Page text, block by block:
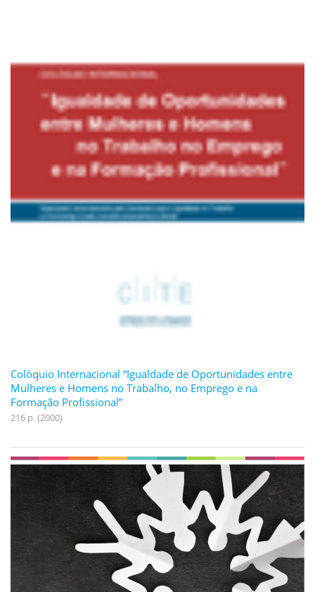
Colóquio Internacional “Igualdade de Oportunidades entre
Mulheres e Homens no Trabalho, no Emprego e na
Formação Profissional”
216 p. (2000)